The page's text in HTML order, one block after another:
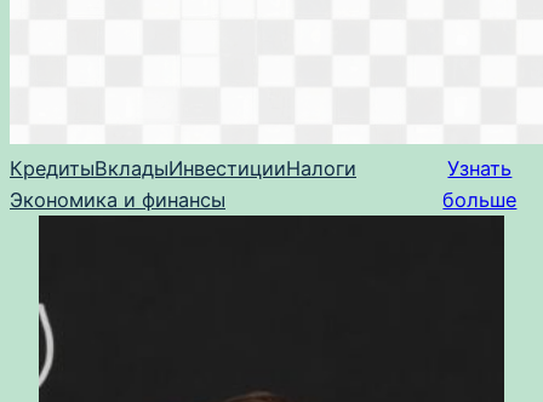
КредитыВкладыИнвестицииНалоги
Экономика и финансы
Узнать
больше